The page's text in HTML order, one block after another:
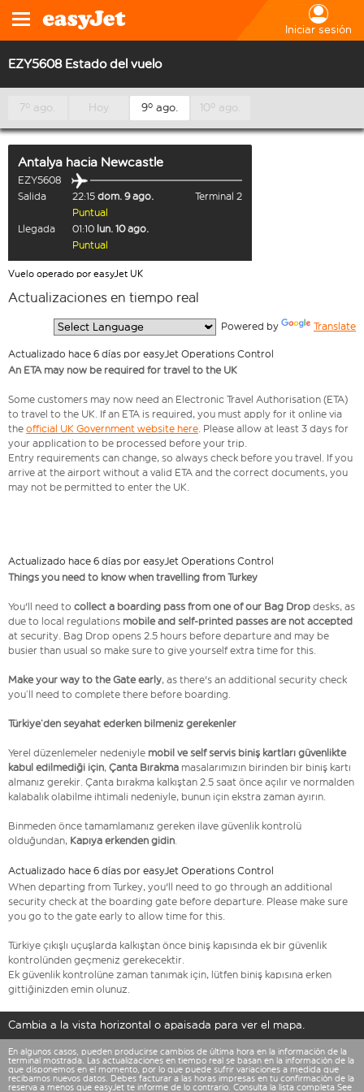
Iniciar sesión
EZY5608 Estado del vuelo
7º ago. Hoy 9º ago. 10º ago.
Antalya hacia Newcastle
EZY5608
Salida
22:15 dom. 9 ago.
Terminal 2
Puntual
Llegada
01:10 lun. 10 ago.
Puntual
Vuelo operado por easyJet UK
Actualizaciones en tiempo real
Powered by Translate
Actualizado hace 6 días por easyJet Operations Control
An ETA may now be required for travel to the UK
Some customers may now need an Electronic Travel Authorisation (ETA)
to travel to the UK. If an ETA is required, you must apply for it online via
the official UK Government website here. Please allow at least 3 days for
your application to be processed before your trip.
Entry requirements can change, so always check before you travel. If you
arrive at the airport without a valid ETA and the correct documents, you
may not be permitted to enter the UK.
Actualizado hace 6 días por easyJet Operations Control
Things you need to know when travelling from Turkey
You'll need to collect a boarding pass from one of our Bag Drop desks, as
due to local regulations mobile and self-printed passes are not accepted
at security. Bag Drop opens 2.5 hours before departure and may be
busier than usual so make sure to give yourself extra time for this.
Make your way to the Gate early, as there's an additional security check
you’ll need to complete there before boarding.
Türkiye’den seyahat ederken bilmeniz gerekenler
Yerel düzenlemeler nedeniyle mobil ve self servis biniş kartları güvenlikte
kabul edilmediği için, Çanta Bırakma masalarımızın birinden bir biniş kartı
almanız gerekir. Çanta bırakma kalkıştan 2.5 saat önce açılır ve normalden
kalabalık olabilme ihtimali nedeniyle, bunun için ekstra zaman ayırın.
Binmeden önce tamamlamanız gereken ilave güvenlik kontrolü
olduğundan, Kapıya erkenden gidin.
Actualizado hace 6 días por easyJet Operations Control
When departing from Turkey, you'll need to go through an additional
security check at the boarding gate before departure. Please make sure
you go to the gate early to allow time for this.
Türkiye çıkışlı uçuşlarda kalkıştan önce biniş kapısında ek bir güvenlik
kontrolünden geçmeniz gerekecektir.
Ek güvenlik kontrolüne zaman tanımak için, lütfen biniş kapısına erken
gittiğinizden emin olunuz.
Cambia a la vista horizontal o apaisada para ver el mapa.
En algunos casos, pueden producirse cambios de última hora en la información de la
terminal mostrada. Las actualizaciones en tiempo real se basan en la información de la
que disponemos en el momento, por lo que puede sufrir variaciones a medida que
recibamos nuevos datos. Debes facturar a las horas impresas en tu confirmación de la
reserva a menos que easyJet te informe de lo contrario. Consulta la lista completa See